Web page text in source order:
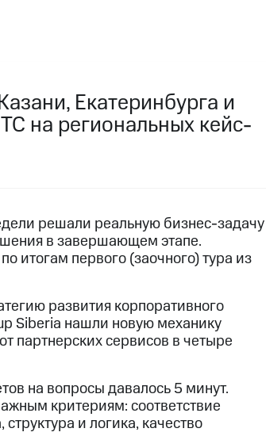
Екатеринбурга и
на региональных кейс-
решали реальную бизнес-задачу
в завершающем этапе.
итогам первого (заочного) тура из
развития корпоративного
Siberia нашли новую механику
партнерских сервисов в четыре
на вопросы давалось 5 минут.
критериям: соответствие
и логика, качество